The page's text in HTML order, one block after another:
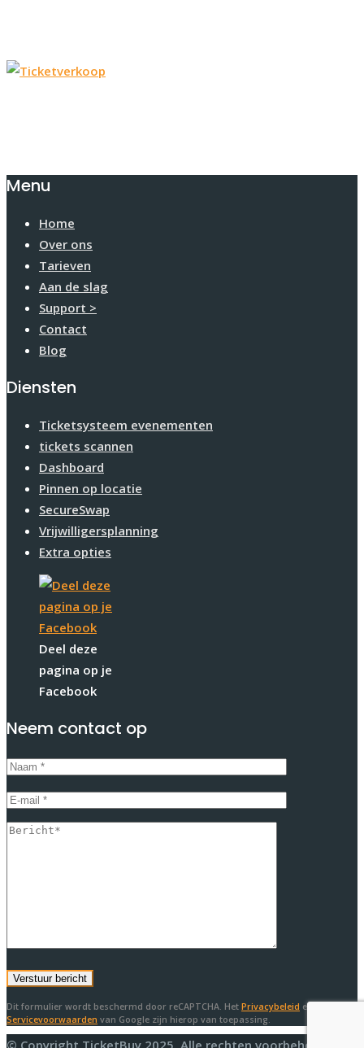
Menu
Home
Over ons
Tarieven
Aan de slag
Support >
Contact
Blog
Diensten
Ticketsysteem evenementen
tickets scannen
Dashboard
Pinnen op locatie
SecureSwap
Vrijwilligersplanning
Extra opties
Deel deze
pagina op je
Facebook
Neem contact op
Dit formulier wordt beschermd door reCAPTCHA. Het Privacybeleid en de
Servicevoorwaarden van Google zijn hierop van toepassing.